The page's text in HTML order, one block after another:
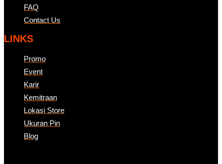
FAQ
Contact Us
LINKS
Promo
Event
Karir
Kemitraan
Lokasi Store
Ukuran Pin
Blog